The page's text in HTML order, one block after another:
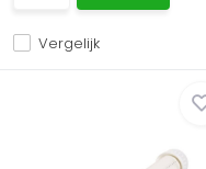
Vergelijk